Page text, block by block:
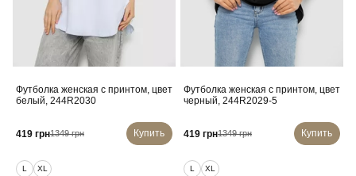
Футболка женская с принтом, цвет
белый, 244R2030
419 грн1349 грн Купить
L XL
Футболка женская с принтом, цвет
черный, 244R2029-5
419 грн1349 грн Купить
L XL